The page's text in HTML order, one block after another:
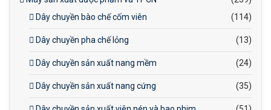
Dây chuyền bào chế cốm viên
(114)
Dây chuyền pha chế lỏng (13)
Dây chuyền sản xuất nang mềm (24)
Dây chuyền sản xuất nang cứng (35)